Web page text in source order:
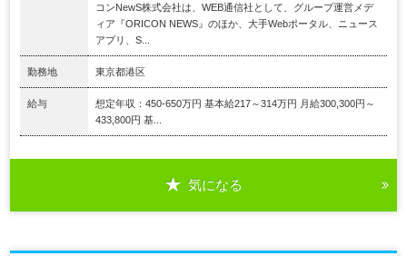
コンNewS株式会社は、WEB通信社として、グループ運営メデ
ィア『ORICON NEWS』のほか、大手Webポータル、ニュース
アプリ、S...
勤務地 東京都港区
給与
想定年収：450-650万円 基本給217～314万円 月給300,300円～
433,800円 基...
気になる